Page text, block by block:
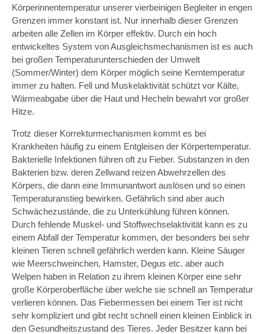
Körperinnentemperatur unserer vierbeinigen Begleiter in engen
Grenzen immer konstant ist. Nur innerhalb dieser Grenzen
arbeiten alle Zellen im Körper effektiv. Durch ein hoch
entwickeltes System von Ausgleichsmechanismen ist es auch
bei großen Temperaturunterschieden der Umwelt
(Sommer/Winter) dem Körper möglich seine Kerntemperatur
immer zu halten. Fell und Muskelaktivität schützt vor Kälte,
Wärmeabgabe über die Haut und Hecheln bewahrt vor großer
Hitze.
Trotz dieser Korrekturmechanismen kommt es bei
Krankheiten häufig zu einem Entgleisen der Körpertemperatur.
Bakterielle Infektionen führen oft zu Fieber. Substanzen in den
Bakterien bzw. deren Zellwand reizen Abwehrzellen des
Körpers, die dann eine Immunantwort auslösen und so einen
Temperaturanstieg bewirken. Gefährlich sind aber auch
Schwächezustände, die zu Unterkühlung führen können.
Durch fehlende Muskel- und Stoffwechselaktivität kann es zu
einem Abfall der Temperatur kommen, der besonders bei sehr
kleinen Tieren schnell gefährlich werden kann. Kleine Säuger
wie Meerschweinchen, Hamster, Degus etc. aber auch
Welpen haben in Relation zu ihrem kleinen Körper eine sehr
große Körperoberfläche über welche sie schnell an Temperatur
verlieren können. Das Fiebermessen bei einem Tier ist nicht
sehr kompliziert und gibt recht schnell einen kleinen Einblick in
den Gesundheitszustand des Tieres. Jeder Besitzer kann bei